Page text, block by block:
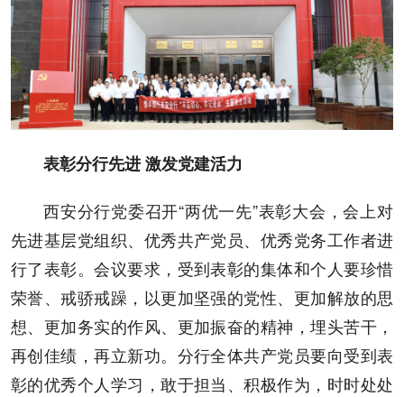
表彰分行先进 激发党建活力
西安分行党委召开“两优一先”表彰大会，会上对
先进基层党组织、优秀共产党员、优秀党务工作者进
行了表彰。会议要求，受到表彰的集体和个人要珍惜
荣誉、戒骄戒躁，以更加坚强的党性、更加解放的思
想、更加务实的作风、更加振奋的精神，埋头苦干，
再创佳绩，再立新功。分行全体共产党员要向受到表
彰的优秀个人学习，敢于担当、积极作为，时时处处